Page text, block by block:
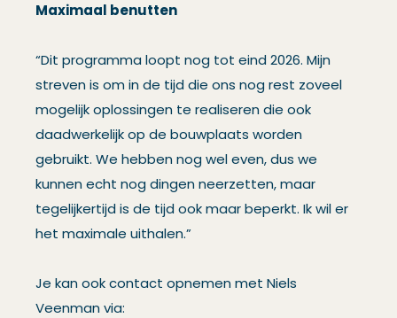
Maximaal benutten
“Dit programma loopt nog tot eind 2026. Mijn
streven is om in de tijd die ons nog rest zoveel
mogelijk oplossingen te realiseren die ook
daadwerkelijk op de bouwplaats worden
gebruikt. We hebben nog wel even, dus we
kunnen echt nog dingen neerzetten, maar
tegelijkertijd is de tijd ook maar beperkt. Ik wil er
het maximale uithalen.”
Je kan ook contact opnemen met Niels
Veenman via: